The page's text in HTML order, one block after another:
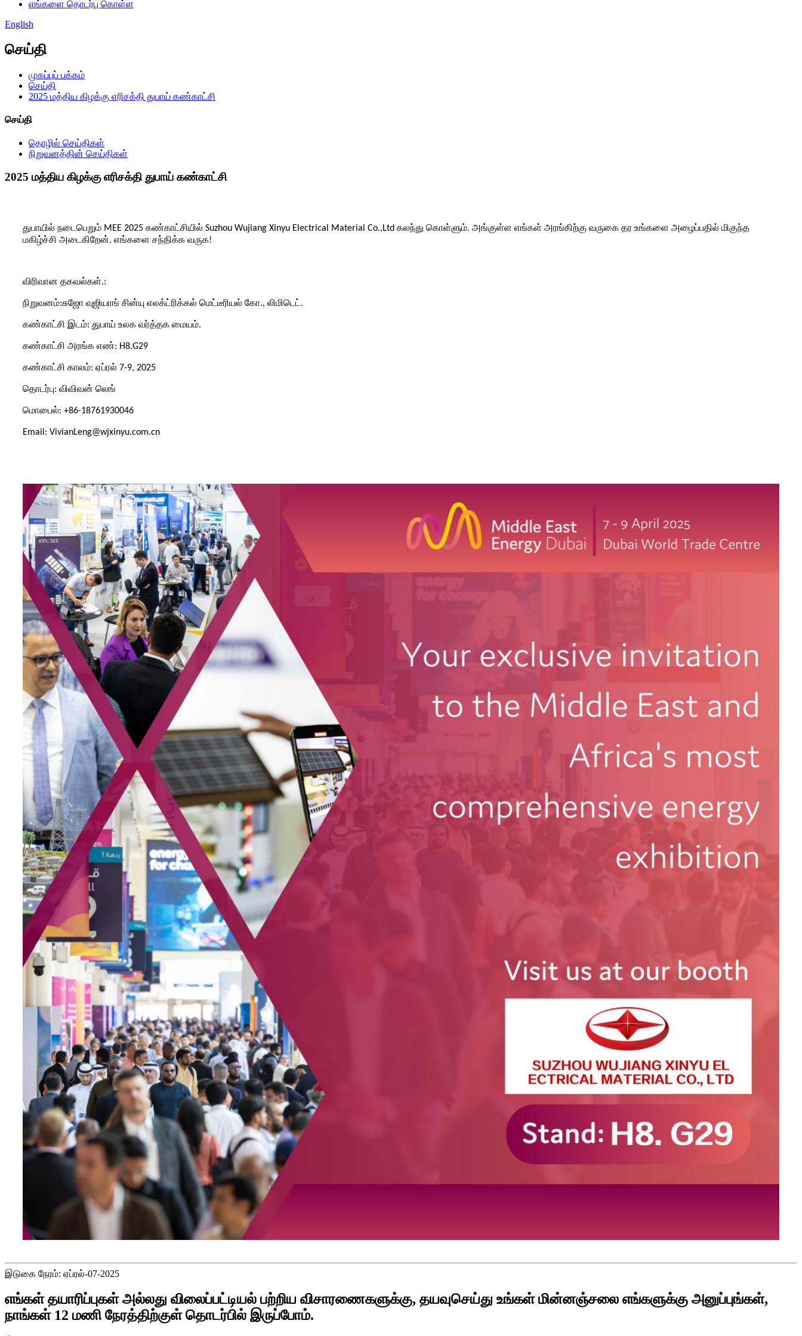
எங்களை தொடர்பு கொள்ள
English
செய்தி
முகப்புப் பக்கம்
செய்தி
2025 மத்திய கிழக்கு எரிசக்தி துபாய் கண்காட்சி
செய்தி
தொழில் செய்திகள்
நிறுவனத்தின் செய்திகள்
2025 மத்திய கிழக்கு எரிசக்தி துபாய் கண்காட்சி
துபாயில் நடைபெறும் MEE 2025 கண்காட்சியில் Suzhou Wujiang Xinyu Electrical Material Co.,Ltd கலந்து கொள்ளும். அங்குள்ள எங்கள் அரங்கிற்கு வருகை தர உங்களை அழைப்பதில் மிகுந்த
மகிழ்ச்சி அடைகிறேன். எங்களை சந்திக்க வருக!
விரிவான தகவல்கள்.:
நிறுவனம்:சுஜோ வுஜியாங் சின்யு எலக்ட்ரிக்கல் மெட்டீரியல் கோ., லிமிடெட்.
கண்காட்சி இடம்: துபாய் உலக வர்த்தக மையம்.
கண்காட்சி அரங்க எண்: H8.G29
கண்காட்சி காலம்: ஏப்ரல் 7-9, 2025
தொடர்பு: விவிவன் லெங்
மொபைல்: +86-18761930046
Email: VivianLeng@wjxinyu.com.cn
இடுகை நேரம்: ஏப்ரல்-07-2025
எங்கள் தயாரிப்புகள் அல்லது விலைப்பட்டியல் பற்றிய விசாரணைகளுக்கு, தயவுசெய்து உங்கள் மின்னஞ்சலை எங்களுக்கு அனுப்புங்கள்,
நாங்கள் 12 மணி நேரத்திற்குள் தொடர்பில் இருப்போம்.